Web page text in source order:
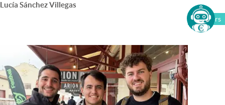
Lucía Sánchez Villegas
Members